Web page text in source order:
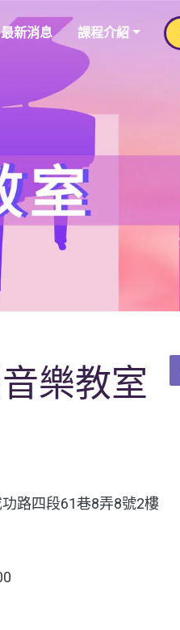
最新消息 課程介紹
樂教室
路四段61巷8弄8號2樓